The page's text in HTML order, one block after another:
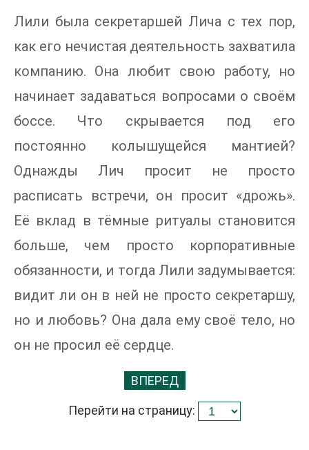
Лили была секретаршей Лича с тех пор,
как его нечистая деятельность захватила
компанию. Она любит свою работу, но
начинает задаваться вопросами о своём
боссе. Что скрывается под его
постоянно колышущейся мантией?
Однажды Лич просит не просто
расписать встречи, он просит «дрожь».
Её вклад в тёмные ритуалы становится
больше, чем просто корпоративные
обязанности, и тогда Лили задумывается:
видит ли он в ней не просто секретаршу,
но и любовь? Она дала ему своё тело, но
он не просил её сердце.
ВПЕРЕД
Перейти на страницу: